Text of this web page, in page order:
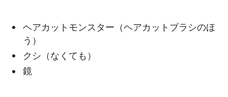
ヘアカットモンスター（ヘアカットブラシのほ
う）
クシ（なくても）
鏡